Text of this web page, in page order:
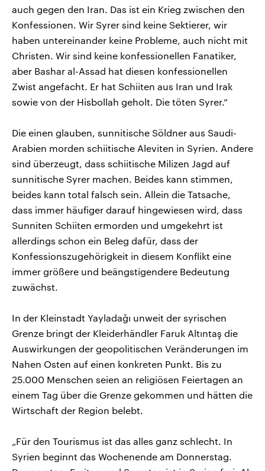
auch gegen den Iran. Das ist ein Krieg zwischen den
Konfessionen. Wir Syrer sind keine Sektierer, wir
haben untereinander keine Probleme, auch nicht mit
Christen. Wir sind keine konfessionellen Fanatiker,
aber Bashar al-Assad hat diesen konfessionellen
Zwist angefacht. Er hat Schiiten aus Iran und Irak
sowie von der Hisbollah geholt. Die töten Syrer.“
Die einen glauben, sunnitische Söldner aus Saudi-
Arabien morden schiitische Aleviten in Syrien. Andere
sind überzeugt, dass schiitische Milizen Jagd auf
sunnitische Syrer machen. Beides kann stimmen,
beides kann total falsch sein. Allein die Tatsache,
dass immer häufiger darauf hingewiesen wird, dass
Sunniten Schiiten ermorden und umgekehrt ist
allerdings schon ein Beleg dafür, dass der
Konfessionszugehörigkeit in diesem Konflikt eine
immer größere und beängstigendere Bedeutung
zuwächst.
In der Kleinstadt Yayladağı unweit der syrischen
Grenze bringt der Kleiderhändler Faruk Altıntaş die
Auswirkungen der geopolitischen Veränderungen im
Nahen Osten auf einen konkreten Punkt. Bis zu
25.000 Menschen seien an religiösen Feiertagen an
einem Tag über die Grenze gekommen und hätten die
Wirtschaft der Region belebt.
„Für den Tourismus ist das alles ganz schlecht. In
Syrien beginnt das Wochenende am Donnerstag.